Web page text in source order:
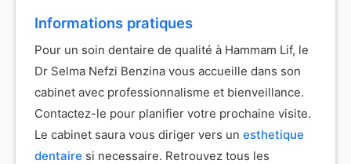
Informations pratiques
Pour un soin dentaire de qualité à Hammam Lif, le
Dr Selma Nefzi Benzina vous accueille dans son
cabinet avec professionnalisme et bienveillance.
Contactez-le pour planifier votre prochaine visite.
Le cabinet saura vous diriger vers un esthetique
dentaire si necessaire. Retrouvez tous les